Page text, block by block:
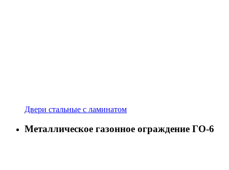
Двери стальные с ламинатом
Металлическое газонное ограждение ГО-6